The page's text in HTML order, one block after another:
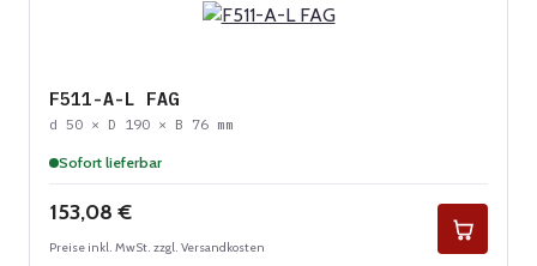
F511-A-L FAG
d 50 × D 190 × B 76 mm
Sofort lieferbar
Regulärer Preis:
153,08 €
Preise inkl. MwSt. zzgl. Versandkosten